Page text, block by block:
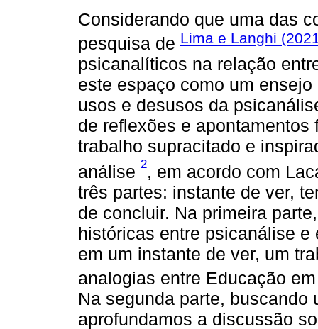
Considerando que uma das
pesquisa de Lima e Langhi
psicanalíticos na relação
este espaço como um
usos e desusos da
de reflexões e
trabalho supracitado e
análise 2, em acordo com
três partes: instante de ver,
de concluir. Na primeira
históricas entre psicanálise
em um instante de ver, um
analogias entre Educação
Na segunda parte, buscando
aprofundamos a discussão